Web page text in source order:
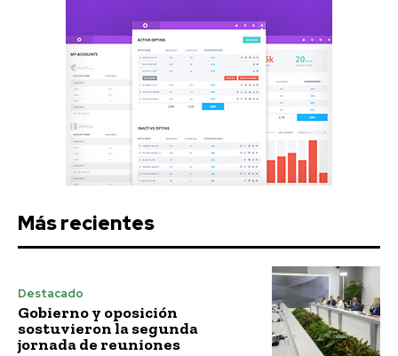
Más recientes
Destacado
Gobierno y oposición
sostuvieron la segunda
jornada de reuniones